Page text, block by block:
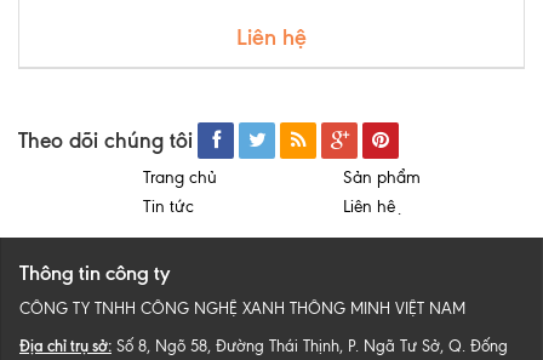
Liên hệ
Theo dõi chúng tôi
Trang chủ
Sản phẩm
Tin tức
Liên hệ
Thông tin công ty
CÔNG TY TNHH CÔNG NGHỆ XANH THÔNG MINH VIỆT NAM
Địa chỉ trụ sở: Số 8, Ngõ 58, Đường Thái Thịnh, P. Ngã Tư Sở, Q. Đống